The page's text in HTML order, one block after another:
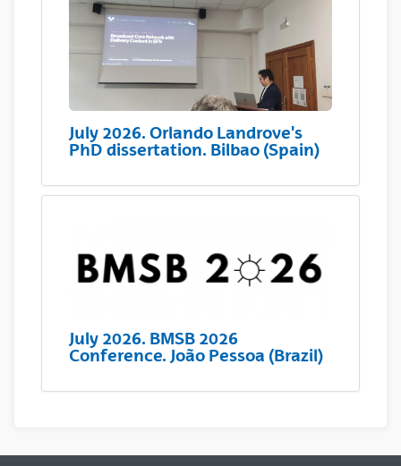
July 2026. Orlando Landrove's
PhD dissertation. Bilbao (Spain)
July 2026. BMSB 2026
Conference. João Pessoa (Brazil)